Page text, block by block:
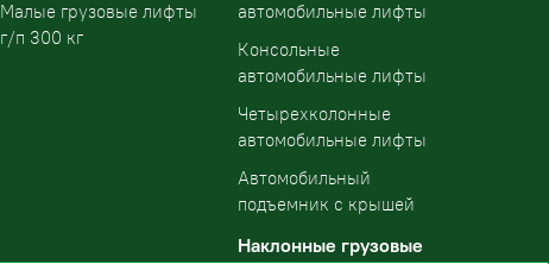
Малые грузовые лифты
г/п 300 кг
автомобильные лифты
Консольные
автомобильные лифты
Четырехколонные
автомобильные лифты
Автомобильный
подъемник с крышей
Наклонные грузовые